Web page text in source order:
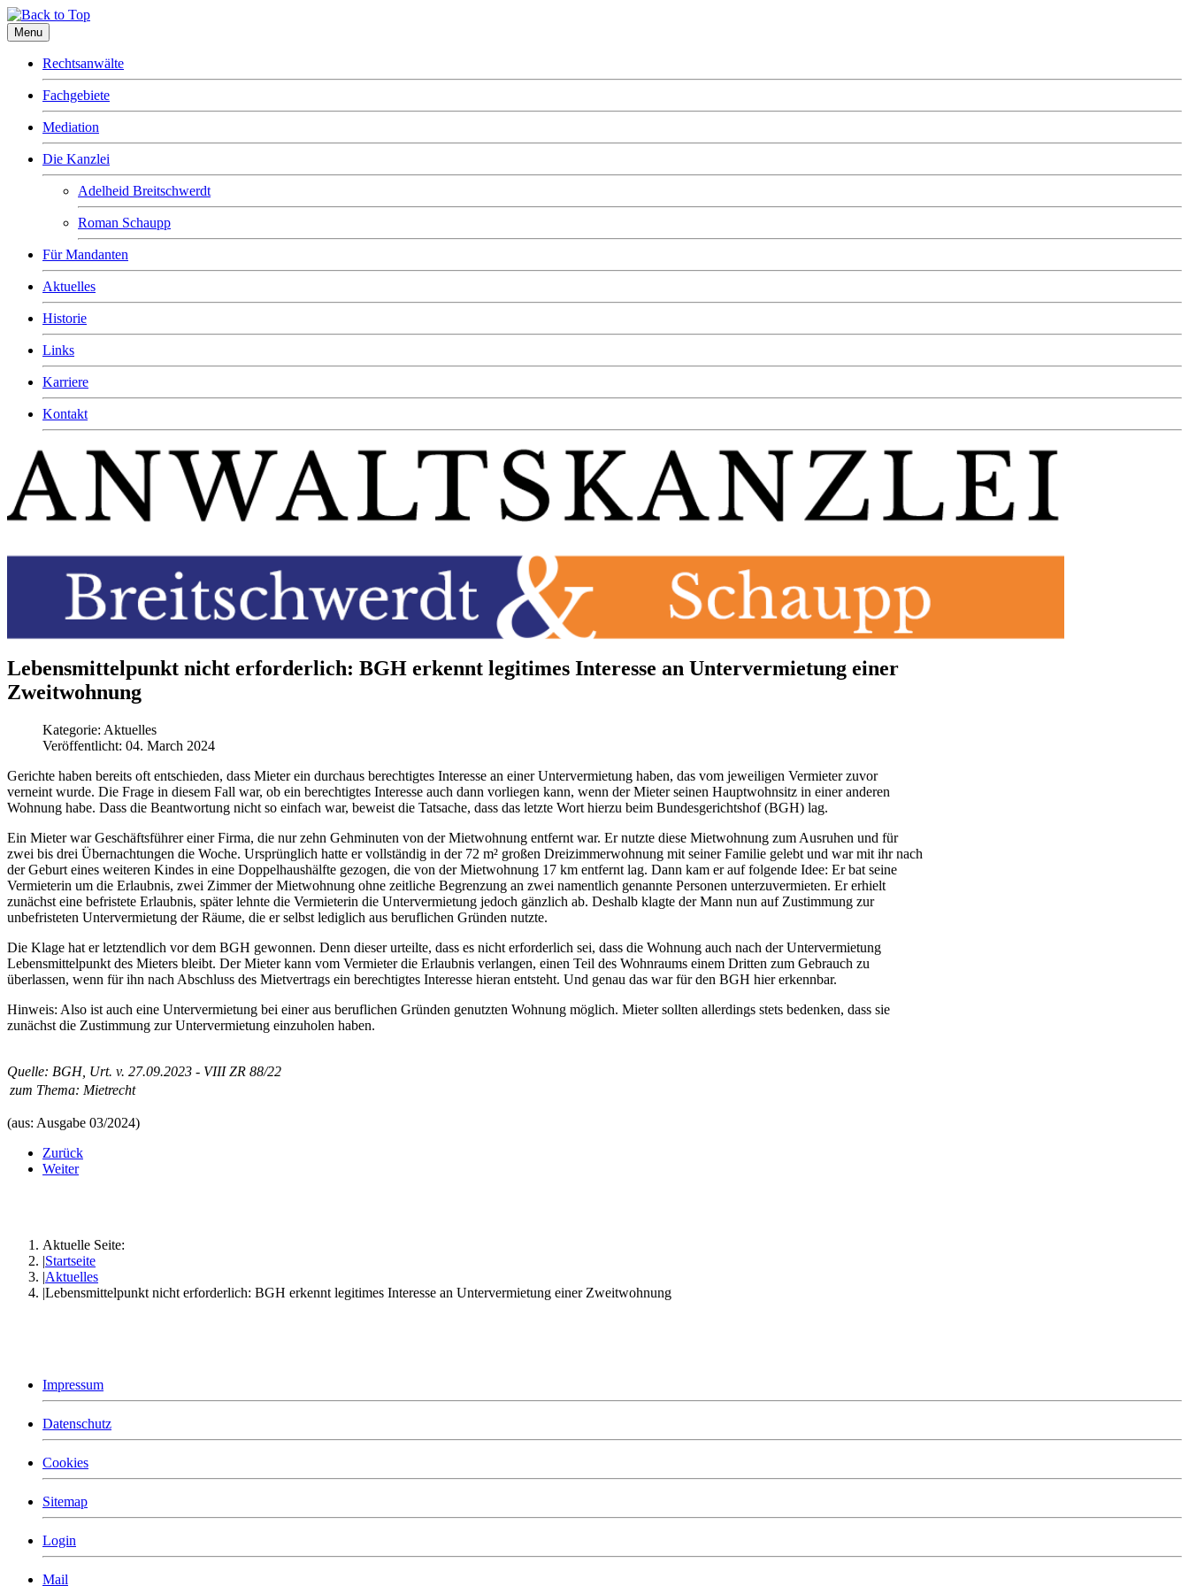
Menu
Rechtsanwälte
Fachgebiete
Mediation
Die Kanzlei
Adelheid Breitschwerdt
Roman Schaupp
Für Mandanten
Aktuelles
Historie
Links
Karriere
Kontakt
Lebensmittelpunkt nicht erforderlich: BGH erkennt legitimes Interesse an Untervermietung einer
Zweitwohnung
Kategorie: Aktuelles
Veröffentlicht: 04. March 2024
Gerichte haben bereits oft entschieden, dass Mieter ein durchaus berechtigtes Interesse an einer Untervermietung haben, das vom jeweiligen Vermieter zuvor
verneint wurde. Die Frage in diesem Fall war, ob ein berechtigtes Interesse auch dann vorliegen kann, wenn der Mieter seinen Hauptwohnsitz in einer anderen
Wohnung habe. Dass die Beantwortung nicht so einfach war, beweist die Tatsache, dass das letzte Wort hierzu beim Bundesgerichtshof (BGH) lag.
Ein Mieter war Geschäftsführer einer Firma, die nur zehn Gehminuten von der Mietwohnung entfernt war. Er nutzte diese Mietwohnung zum Ausruhen und für
zwei bis drei Übernachtungen die Woche. Ursprünglich hatte er vollständig in der 72 m² großen Dreizimmerwohnung mit seiner Familie gelebt und war mit ihr nach
der Geburt eines weiteren Kindes in eine Doppelhaushälfte gezogen, die von der Mietwohnung 17 km entfernt lag. Dann kam er auf folgende Idee: Er bat seine
Vermieterin um die Erlaubnis, zwei Zimmer der Mietwohnung ohne zeitliche Begrenzung an zwei namentlich genannte Personen unterzuvermieten. Er erhielt
zunächst eine befristete Erlaubnis, später lehnte die Vermieterin die Untervermietung jedoch gänzlich ab. Deshalb klagte der Mann nun auf Zustimmung zur
unbefristeten Untervermietung der Räume, die er selbst lediglich aus beruflichen Gründen nutzte.
Die Klage hat er letztendlich vor dem BGH gewonnen. Denn dieser urteilte, dass es nicht erforderlich sei, dass die Wohnung auch nach der Untervermietung
Lebensmittelpunkt des Mieters bleibt. Der Mieter kann vom Vermieter die Erlaubnis verlangen, einen Teil des Wohnraums einem Dritten zum Gebrauch zu
überlassen, wenn für ihn nach Abschluss des Mietvertrags ein berechtigtes Interesse hieran entsteht. Und genau das war für den BGH hier erkennbar.
Hinweis: Also ist auch eine Untervermietung bei einer aus beruflichen Gründen genutzten Wohnung möglich. Mieter sollten allerdings stets bedenken, dass sie
zunächst die Zustimmung zur Untervermietung einzuholen haben.
Quelle: BGH, Urt. v. 27.09.2023 - VIII ZR 88/22
zum Thema: Mietrecht
(aus: Ausgabe 03/2024)
Zurück
Weiter
Aktuelle Seite:
Startseite
Aktuelles
Lebensmittelpunkt nicht erforderlich: BGH erkennt legitimes Interesse an Untervermietung einer Zweitwohnung
Impressum
Datenschutz
Cookies
Sitemap
Login
Mail